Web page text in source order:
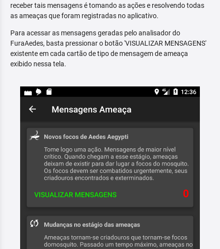
receber tais mensagens é tomando as ações e resolvendo todas
as ameaças que foram registradas no aplicativo.
Para acessar as mensagens geradas pelo analisador do
FuraAedes, basta pressionar o botão 'VISUALIZAR MENSAGENS'
existente em cada cartão de tipo de mensagem de ameaça
exibido nessa tela.